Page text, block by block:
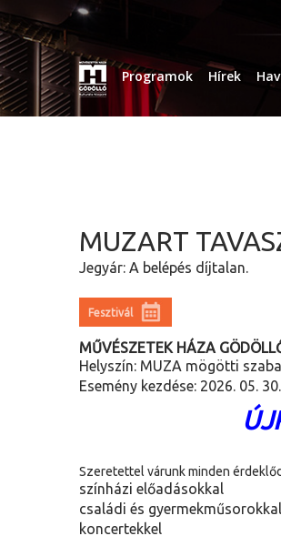
Programok
Hírek
MUZART
Jegyár: A belépés díjtalan.
Fesztivál
MŰVÉSZETEK HÁZA
Helyszín: MUZA mögötti
Esemény kezdése: 2026. 05.
Szeretettel várunk minden
színházi előadásokkal
családi és gyermekműsorokkal
koncertekkel